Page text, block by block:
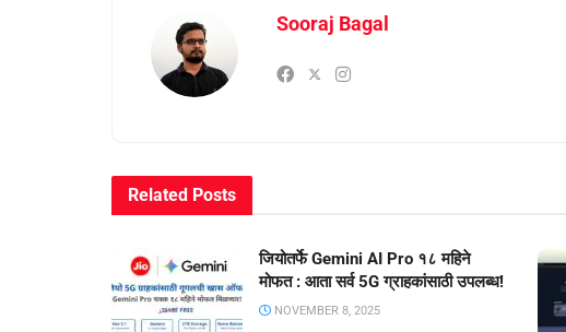
Sooraj Bagal
Related Posts
जियोतर्फे Gemini AI Pro १८ महिने
मोफत : आता सर्व 5G ग्राहकांसाठी उपलब्ध!
NOVEMBER 8, 2025